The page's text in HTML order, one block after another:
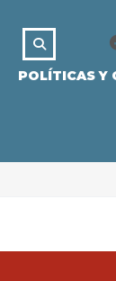
POLÍTICAS Y